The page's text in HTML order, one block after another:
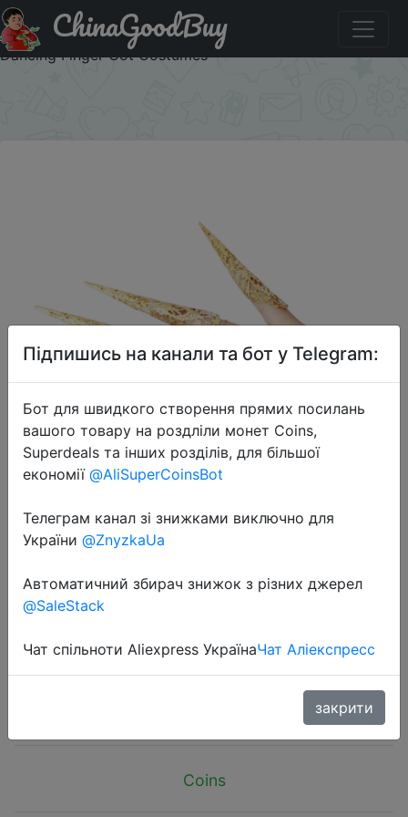
Знижка на Songyuexia Belly dance peacock false nail
dance Indian Thai Golden Finger Jewelry For Belly Dance
Dancing Finger Cot Costumes
ChinaGoodBuy
2026-05-09
false nail dance Indian Thai Golden
Finger Jewelry For Belly Dance
Dancing Finger Cot Costumes
Coins
Підпишись на канали та бот у Telegram:
Бот для швидкого створення прямих посилань
вашого товару на роздліли монет Coins,
Superdeals та інших розділів, для більшої
економії @AliSuperCoinsBot
Телеграм канал зі знижками виключно для
України @ZnyzkaUa
Автоматичний збирач знижок з різних джерел
@SaleStack
Чат спільноти Aliexpress УкраїнаЧат Аліекспресс
закрити